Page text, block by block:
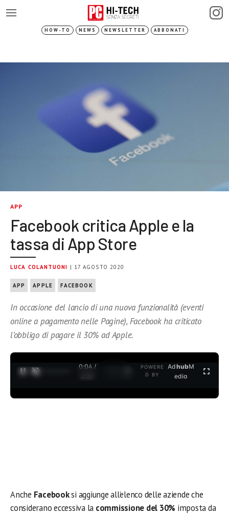
HOW-TO NEWS NEWSLETTER ABBONATI
APP
Facebook critica Apple e la
tassa di App Store
LUCA COLANTUONI | 17 AGOSTO 2020
APP APPLE FACEBOOK
In occasione del lancio di una nuova funzionalità (eventi
online a pagamento nelle Pagine), Facebook ha criticato
l’obbligo di pagare il 30% ad Apple.
0:04 /
3:37
POWERE
D BY
AdhubM
edia
Anche Facebooksi aggiunge all’elenco delle aziende che
considerano eccessiva la commissione del 30% imposta da